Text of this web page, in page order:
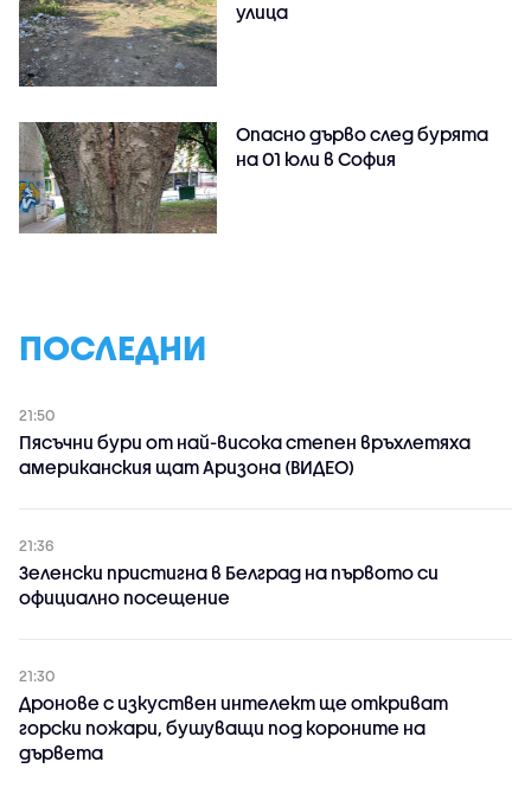
улица
Опасно дърво след бурята
на 01 юли в София
ПОСЛЕДНИ
21:50
Пясъчни бури от най-висока степен връхлетяха
американския щат Аризона (ВИДЕО)
21:36
Зеленски пристигна в Белград на първото си
официално посещение
21:30
Дронове с изкуствен интелект ще откриват
горски пожари, бушуващи под короните на
дървета